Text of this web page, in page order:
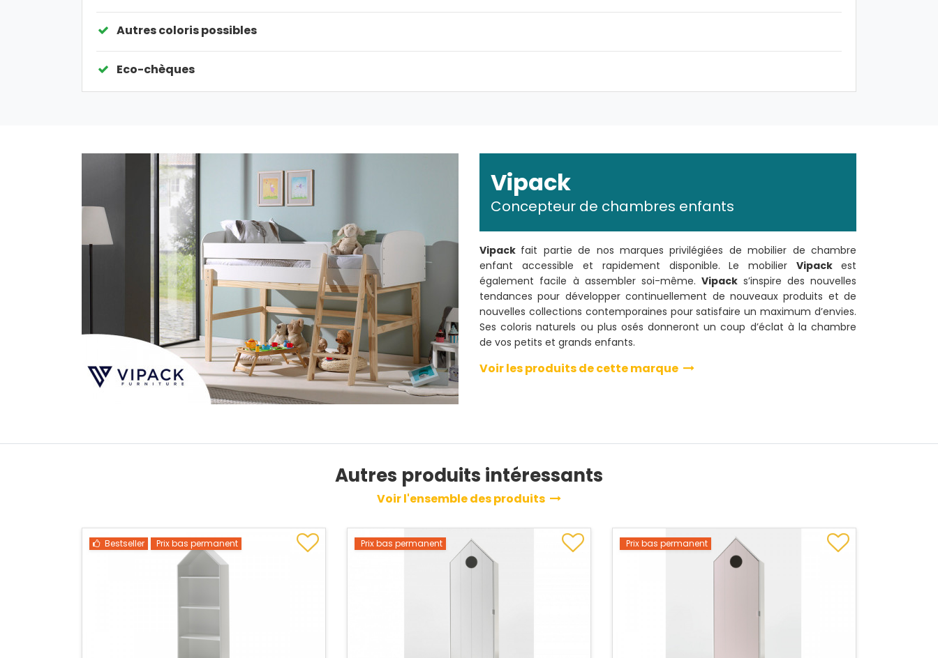
Autres coloris possibles
Eco-chèques
Vipack
Concepteur de chambres enfants
Vipack fait partie de nos marques privilégiées de mobilier de chambre
enfant accessible et rapidement disponible. Le mobilierVipack est
également facile à assembler soi-même.Vipack s’inspire des nouvelles
tendances pour développer continuellement de nouveaux produits et de
nouvelles collections contemporaines pour satisfaire un maximum d’envies.
Ses coloris naturels ou plus osés donneront un coup d’éclat à la chambre
de vos petits et grands enfants.
Voir les produits de cette marque
Autres produits intéressants
Voir l'ensemble des produits
Bestseller Prix bas permanent Prix bas permanent Prix bas permanent